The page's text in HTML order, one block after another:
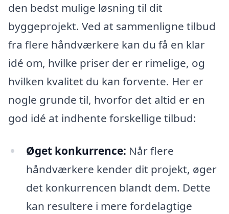
den bedst mulige løsning til dit
byggeprojekt. Ved at sammenligne tilbud
fra flere håndværkere kan du få en klar
idé om, hvilke priser der er rimelige, og
hvilken kvalitet du kan forvente. Her er
nogle grunde til, hvorfor det altid er en
god idé at indhente forskellige tilbud:
Øget konkurrence: Når flere
håndværkere kender dit projekt, øger
det konkurrencen blandt dem. Dette
kan resultere i mere fordelagtige